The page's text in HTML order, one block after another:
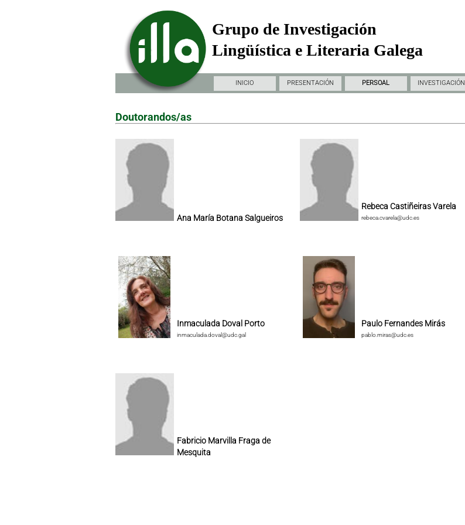
Grupo de Investigación
Lingüística e Literaria Galega
INICIO PRESENTACIÓN PERSOAL INVESTIGACIÓN
Doutorandos/as
Ana María Botana Salgueiros
Rebeca Castiñeiras Varela
rebeca.cvarela@udc.es
Inmaculada Doval Porto
inmaculada.doval@udc.gal
Paulo Fernandes Mirás
pablo.miras@udc.es
Fabricio Marvilla Fraga de
Mesquita